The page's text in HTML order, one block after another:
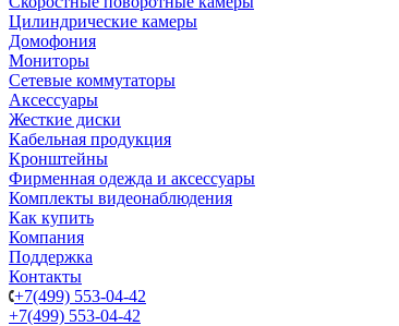
Цилиндрические камеры
Домофония
Мониторы
Сетевые коммутаторы
Аксессуары
Жесткие диски
Кабельная продукция
Кронштейны
Фирменная одежда и аксессуары
Комплекты видеонаблюдения
Как купить
Компания
Поддержка
Контакты
+7(499) 553-04-42
+7(499) 553-04-42